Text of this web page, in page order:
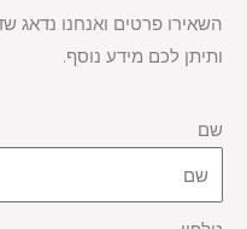
השאירו פרטים ואנחנו נדאג
ותיתן לכם מידע נוסף.
שם